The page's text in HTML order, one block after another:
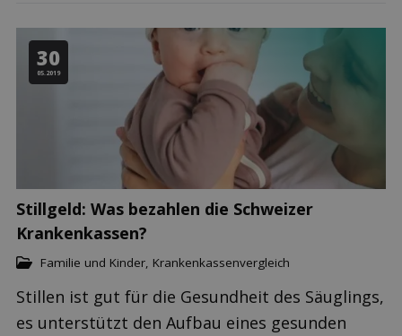
30
05.2019
Stillgeld: Was bezahlen die Schweizer
Krankenkassen?
Familie und Kinder, Krankenkassenvergleich
Stillen ist gut für die Gesundheit des Säuglings,
es unterstützt den Aufbau eines gesunden